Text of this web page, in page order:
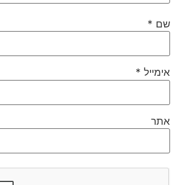
שם *
אימייל *
אתר